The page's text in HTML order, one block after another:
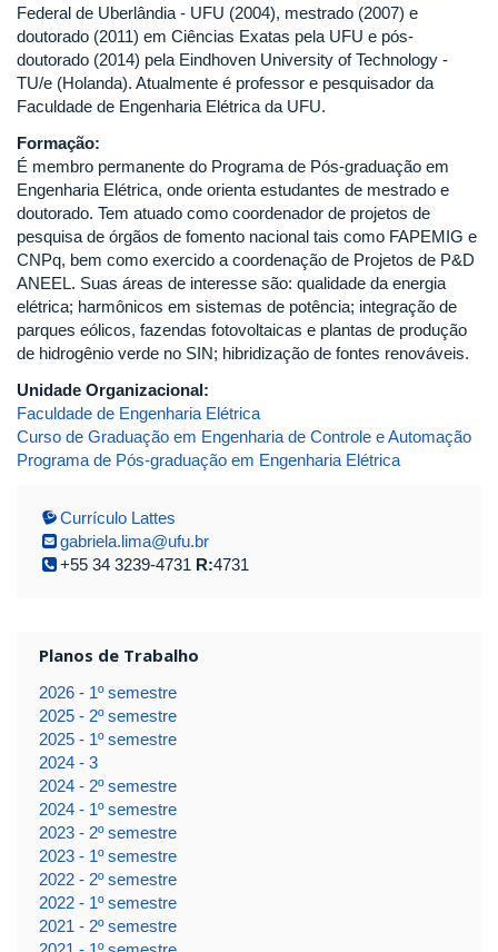
Federal de Uberlândia - UFU (2004), mestrado (2007) e
doutorado (2011) em Ciências Exatas pela UFU e pós-
doutorado (2014) pela Eindhoven University of Technology -
TU/e (Holanda). Atualmente é professor e pesquisador da
Faculdade de Engenharia Elétrica da UFU.
Formação:
É membro permanente do Programa de Pós-graduação em
Engenharia Elétrica, onde orienta estudantes de mestrado e
doutorado. Tem atuado como coordenador de projetos de
pesquisa de órgãos de fomento nacional tais como FAPEMIG e
CNPq, bem como exercido a coordenação de Projetos de P&D
ANEEL. Suas áreas de interesse são: qualidade da energia
elétrica; harmônicos em sistemas de potência; integração de
parques eólicos, fazendas fotovoltaicas e plantas de produção
de hidrogênio verde no SIN; hibridização de fontes renováveis.
Unidade Organizacional:
Faculdade de Engenharia Elétrica
Curso de Graduação em Engenharia de Controle e Automação
Programa de Pós-graduação em Engenharia Elétrica
Currículo Lattes
gabriela.lima@ufu.br
+55 34 3239-4731 R:4731
Planos de Trabalho
2026 - 1º semestre
2025 - 2º semestre
2025 - 1º semestre
2024 - 3
2024 - 2º semestre
2024 - 1º semestre
2023 - 2º semestre
2023 - 1º semestre
2022 - 2º semestre
2022 - 1º semestre
2021 - 2º semestre